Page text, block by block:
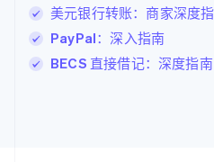
美元银行转账：商家深度
PayPal：深入指南
BECS 直接借记：深度指南
卢森堡
罗马尼亚
English